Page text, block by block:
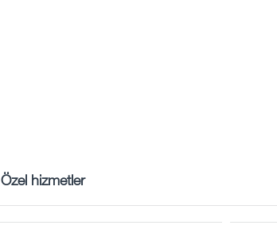
Özel hizmetler